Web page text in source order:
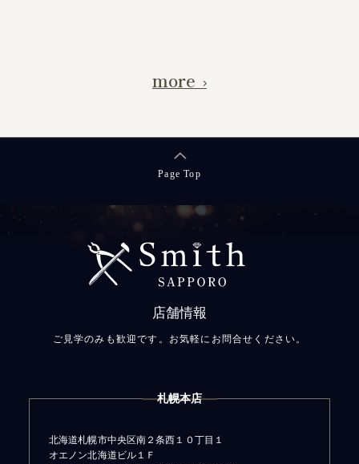
more
Page Top
店舗情報
ご見学のみも歓迎です。お気軽にお問合せください。
札幌本店
北海道札幌市中央区南２条西１０丁目１
オエノン北海道ビル１Ｆ